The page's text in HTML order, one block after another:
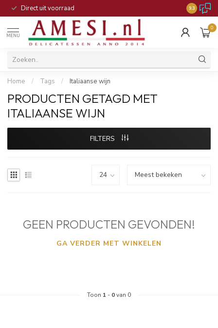
Direct uit voorraad 9.3
MENU
0
Home / Tags / Italiaanse wijn
PRODUCTEN GETAGD MET
ITALIAANSE WIJN
FILTERS
GEEN PRODUCTEN GEVONDEN!
GA VERDER MET WINKELEN
Toon 1 - 0van 0